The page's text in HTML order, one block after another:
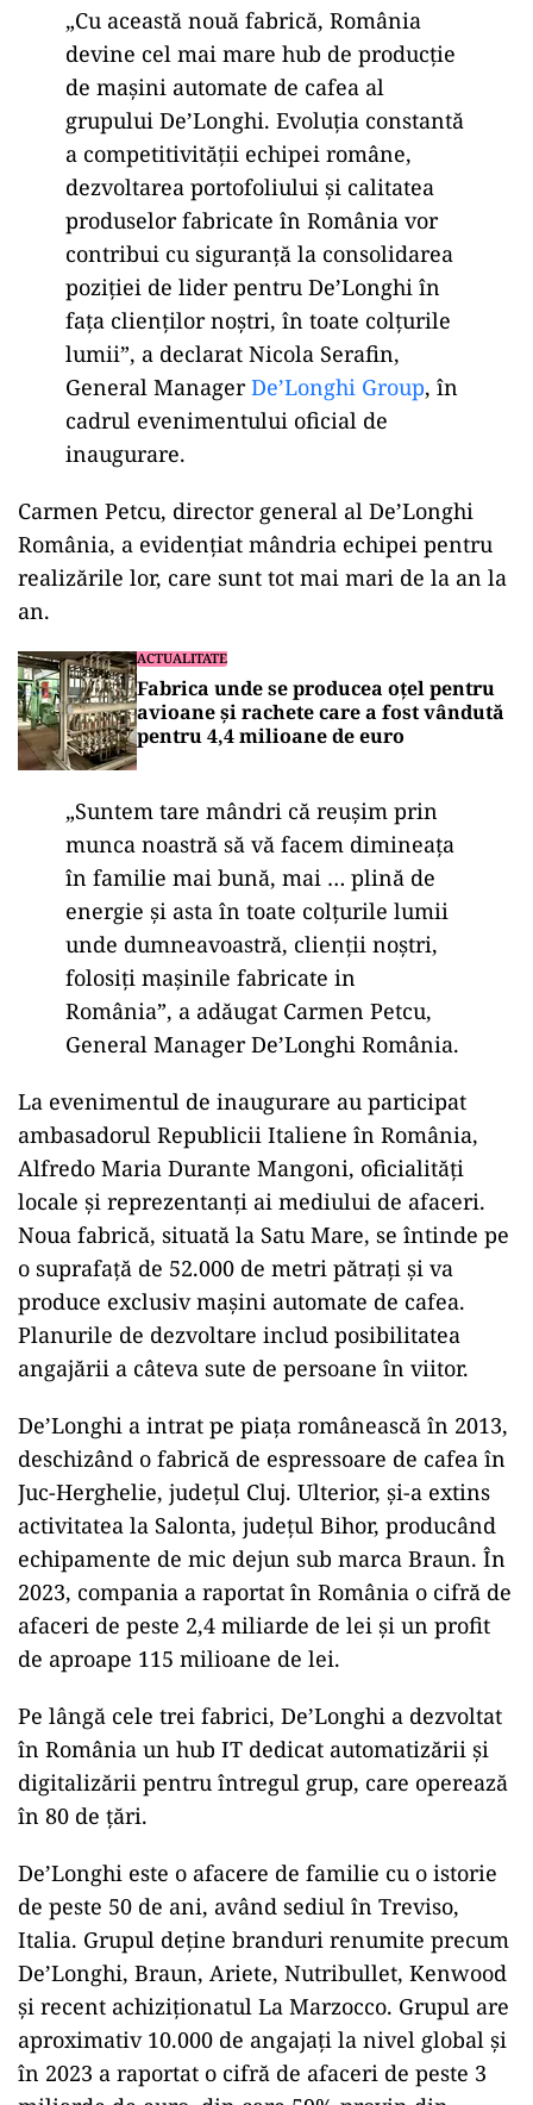
„Cu această nouă fabrică, România
devine cel mai mare hub de producție
de mașini automate de cafea al
grupului De’Longhi. Evoluția constantă
a competitivității echipei române,
dezvoltarea portofoliului și calitatea
produselor fabricate în România vor
contribui cu siguranță la consolidarea
poziției de lider pentru De’Longhi în
fața clienților noștri, în toate colțurile
lumii”, a declarat Nicola Serafin,
General ManagerDe’Longhi Group, în
cadrul evenimentului oficial de
inaugurare.
Carmen Petcu, director general al De’Longhi
România, a evidențiat mândria echipei pentru
realizările lor, care sunt tot mai mari de la an la
an.
ACTUALITATE
Fabrica unde se producea oțel pentru
avioane și rachete care a fost vândută
pentru 4,4 milioane de euro
„Suntem tare mândri că reușim prin
munca noastră să vă facem dimineața
în familie mai bună, mai … plină de
energie și asta în toate colțurile lumii
unde dumneavoastră, clienții noștri,
folosiți mașinile fabricate in
România”, a adăugat Carmen Petcu,
General Manager De’Longhi România.
La evenimentul de inaugurare au participat
ambasadorul Republicii Italiene în România,
Alfredo Maria Durante Mangoni, oficialități
locale și reprezentanți ai mediului de afaceri.
Noua fabrică, situată la Satu Mare, se întinde pe
o suprafață de 52.000 de metri pătrați și va
produce exclusiv mașini automate de cafea.
Planurile de dezvoltare includ posibilitatea
angajării a câteva sute de persoane în viitor.
De’Longhi a intrat pe piața românească în 2013,
deschizând o fabrică de espressoare de cafea în
Juc-Herghelie, județul Cluj. Ulterior, și-a extins
activitatea la Salonta, județul Bihor, producând
echipamente de mic dejun sub marca Braun. În
2023, compania a raportat în România o cifră de
afaceri de peste 2,4 miliarde de lei și un profit
de aproape 115 milioane de lei.
Pe lângă cele trei fabrici, De’Longhi a dezvoltat
în România un hub IT dedicat automatizării și
digitalizării pentru întregul grup, care operează
în 80 de țări.
De’Longhi este o afacere de familie cu o istorie
de peste 50 de ani, având sediul în Treviso,
Italia. Grupul deține branduri renumite precum
De’Longhi, Braun, Ariete, Nutribullet, Kenwood
și recent achiziționatul La Marzocco. Grupul are
aproximativ 10.000 de angajați la nivel global și
în 2023 a raportat o cifră de afaceri de peste 3